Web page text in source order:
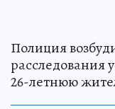
Полиция
расследования
26-летнюю